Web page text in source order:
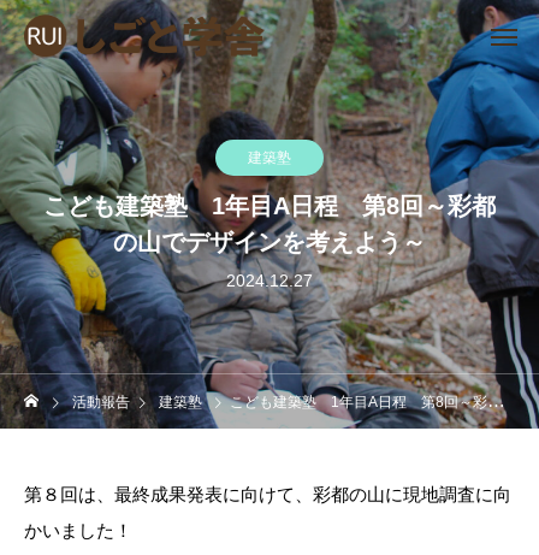
建築塾
こども建築塾 1年目A日程 第8回～彩都
の山でデザインを考えよう～
2024.12.27
活動報告 建築塾 こども建築塾 1年目A日程 第8回～彩都の山でデザインを考えよう～
第８回は、最終成果発表に向けて、彩都の山に現地調査に向
かいました！